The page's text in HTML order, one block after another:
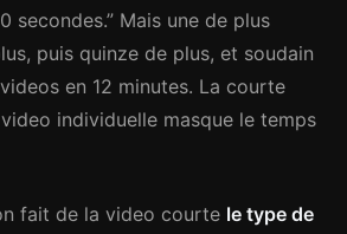
secondes.” Mais une de plus
puis quinze de plus, et soudain
en 12 minutes. La courte
individuelle masque le temps
fait de la video courte le type de